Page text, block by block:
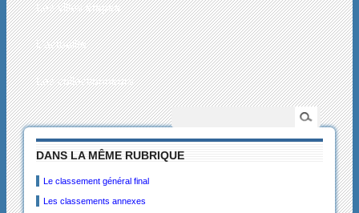
Les villes étapes
L’actualité
Les collectionneurs
DANS LA MÊME RUBRIQUE
Le classement général final
Les classements annexes